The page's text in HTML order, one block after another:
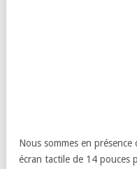
Nous sommes en
écran tactile de 14 pouces